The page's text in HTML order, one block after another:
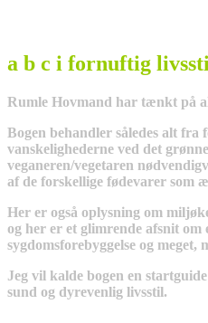
a b c i fornuftig
Rumle Hovmand har tænkt på
Bogen behandler således alt fra
vanskelighederne ved det
veganeren/vegetaren
af de forskellige fødevarer som
Her er også oplysning om
og her er et glimrende afsnit
sygdomsforebyggelse og meget,
Jeg vil kalde bogen en
sund og dyrevenlig livsstil.